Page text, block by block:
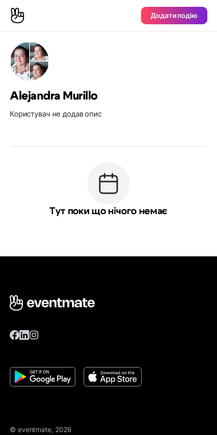
Додати подію
Alejandra Murillo
Користувач не додав опис
Тут поки що нічого немає
© eventmate, 2026